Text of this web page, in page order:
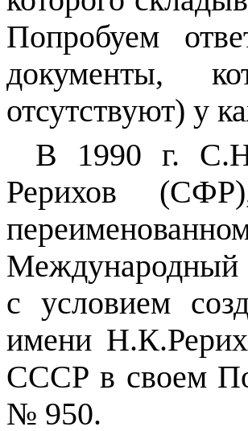
Попробуем
документы,
отсутствуют) у
В 1990 г.
Рерихов
Международный
с условием
имени
СССР в своем
№ 950.